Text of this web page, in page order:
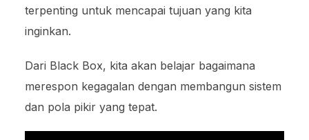
terpenting untuk mencapai tujuan yang kita
inginkan.
Dari Black Box, kita akan belajar bagaimana
merespon kegagalan dengan membangun sistem
dan pola pikir yang tepat.